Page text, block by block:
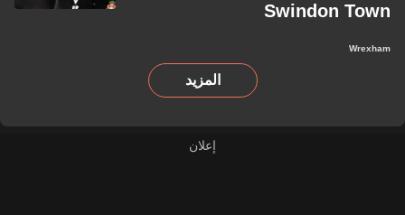
Swindon Town
Wrexham
المزيد